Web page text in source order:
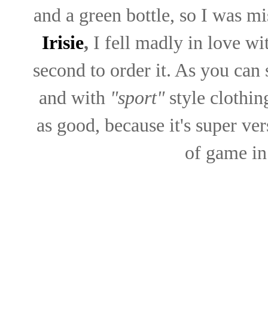
and a green bottle, so I was
Irisie, I fell madly in love
second to order it. As you
and with "sport"style
as good, because it's super
of game